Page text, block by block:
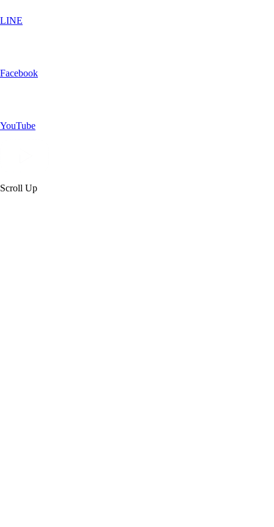
LINE
Facebook
YouTube
Scroll Up